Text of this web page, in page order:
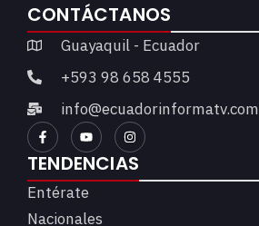
CONTÁCTANOS
Guayaquil - Ecuador
+593 98 658 4555
info@ecuadorinformatv.com
TENDENCIAS
Entérate
Nacionales